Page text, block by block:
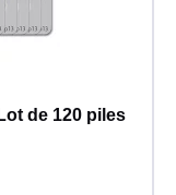
de 120 piles